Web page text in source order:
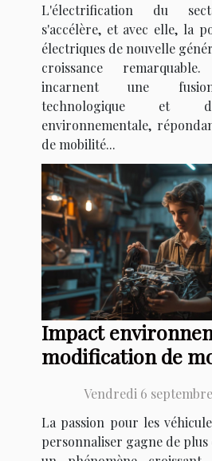
L'électrification du
s'accélère, et avec elle, la
électriques de nouvelle
croissance
incarnent une
technologique et
environnementale,
de mobilité...
Impact
modification de
Vendredi 6 septembre
La passion pour les
personnaliser gagne de plus